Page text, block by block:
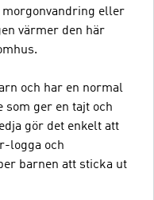
morgonvandring eller
värmer den här
och har en normal
som ger en tajt och
gör det enkelt att
logga och
barnen att sticka ut